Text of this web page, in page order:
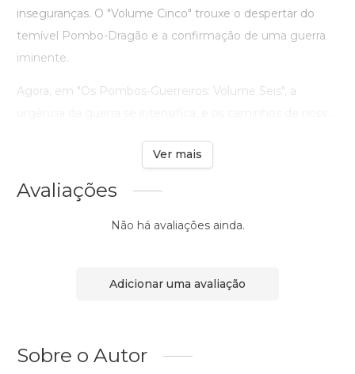
inseguranças. O "Volume Cinco" trouxe o despertar do
temível Pombo-Dragão e a confirmação de uma guerra
iminente.
Agora, em "Os Pombos-Guerreiros: Volume Seis", a
Ver mais
Avaliações
Não há avaliações ainda.
Adicionar uma avaliação
Sobre o Autor